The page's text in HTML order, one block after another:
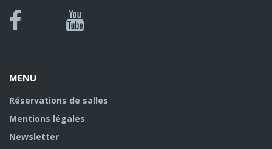
Bluesky
Canal
MENU
Réservations de salles
Mentions légales
Newsletter